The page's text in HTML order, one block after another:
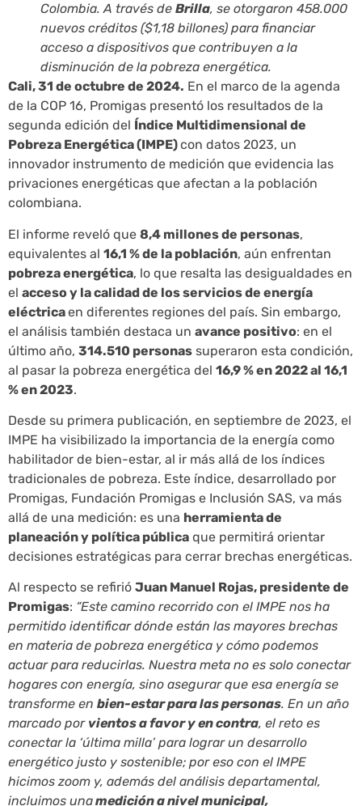
Colombia. A través de Brilla, se otorgaron 458.000
nuevos créditos ($1,18 billones) para financiar
acceso a dispositivos que contribuyen a la
disminución de la pobreza energética.
Cali, 31 de octubre de 2024. En el marco de la agenda
de la COP 16, Promigas presentó los resultados de la
segunda edición del Índice Multidimensional de
Pobreza Energética (IMPE)con datos 2023, un
innovador instrumento de medición que evidencia las
privaciones energéticas que afectan a la población
colombiana.
El informe reveló que 8,4 millones de personas,
equivalentes al 16,1 % de la población, aún enfrentan
pobreza energética, lo que resalta las desigualdades en
el acceso y la calidad de los servicios de energía
eléctricaen diferentes regiones del país. Sin embargo,
el análisis también destaca un avance positivo: en el
último año, 314.510 personas superaron esta condición,
al pasar la pobreza energética del 16,9 % en 2022 al 16,1
% en 2023.
Desde su primera publicación, en septiembre de 2023, el
IMPE ha visibilizado la importancia de la energía como
habilitador de bien-estar, al ir más allá de los índices
tradicionales de pobreza. Este índice, desarrollado por
Promigas, Fundación Promigas e Inclusión SAS, va más
allá de una medición: es una herramienta de
planeación y política pública que permitirá orientar
decisiones estratégicas para cerrar brechas energéticas.
Al respecto se refirió Juan Manuel Rojas, presidente de
Promigas: “Este camino recorrido con el IMPE nos ha
permitido identificar dónde están las mayores brechas
en materia de pobreza energética y cómo podemos
actuar para reducirlas. Nuestra meta no es solo conectar
hogares con energía, sino asegurar que esa energía se
transforme en bien-estar para las personas. En un año
marcado por vientos a favor y en contra, el reto es
conectar la ‘última milla’ para lograr un desarrollo
energético justo y sostenible; por eso con el IMPE
hicimos zoom y, además del análisis departamental,
incluimos unamedición a nivel municipal,